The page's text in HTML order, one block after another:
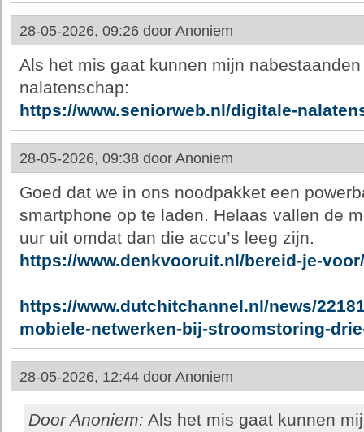
28-05-2026, 09:26 door Anoniem
Als het mis gaat kunnen mijn
nalatenschap:
https://www.seniorweb.nl/digitale-
28-05-2026, 09:38 door Anoniem
Goed dat we in ons noodpakket een
smartphone op te laden. Helaas vallen de
uur uit omdat dan die accu’s leeg zijn.
https://www.denkvooruit.nl/bereid-je-
https://www.dutchitchannel.nl/news/
mobiele-netwerken-bij-stroomstoring-
28-05-2026, 12:44 door Anoniem
Door Anoniem: Als het mis gaat kunnen